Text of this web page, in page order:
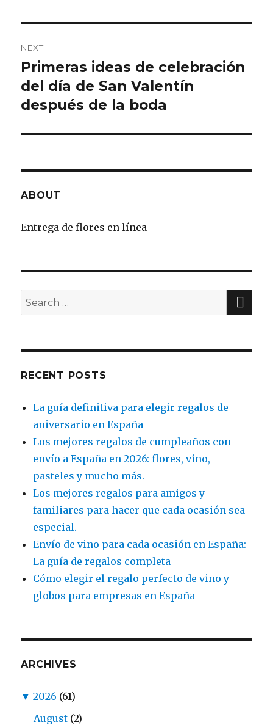
NEXT
Next
post:
Primeras ideas de celebración
del día de San Valentín
después de la boda
ABOUT
Entrega de flores en línea
Search
for:
RECENT POSTS
La guía definitiva para elegir regalos de
aniversario en España
Los mejores regalos de cumpleaños con
envío a España en 2026: flores, vino,
pasteles y mucho más.
Los mejores regalos para amigos y
familiares para hacer que cada ocasión sea
especial.
Envío de vino para cada ocasión en España:
La guía de regalos completa
Cómo elegir el regalo perfecto de vino y
globos para empresas en España
ARCHIVES
▼ 2026 (61)
August (2)